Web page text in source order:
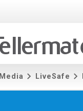
Media LiveSafe